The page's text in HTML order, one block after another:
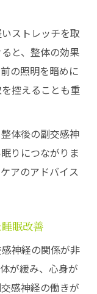
ストレッチを取
と、整体の効果
の照明を暗めに
控えることも重
体後の副交感神
りにつながりま
アのアドバイス
眠改善
神経の関係が非
が緩み、心身が
感神経の働きが